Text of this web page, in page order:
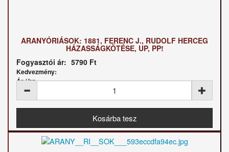
ARANYÓRIÁSOK: 1881, FERENC J., RUDOLF HERCEG
HÁZASSÁGKÖTÉSE, UP, PP!
Fogyasztói ár: 5790 Ft
Kedvezmény:
Ár / kg: